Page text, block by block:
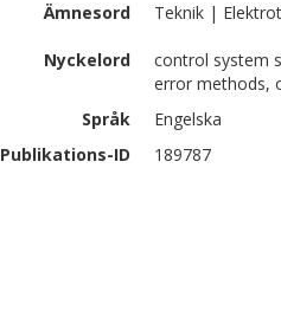
Ämnesord
Teknik |
Nyckelord
control system
error methods,
Språk
Engelska
Publikations-ID
189787